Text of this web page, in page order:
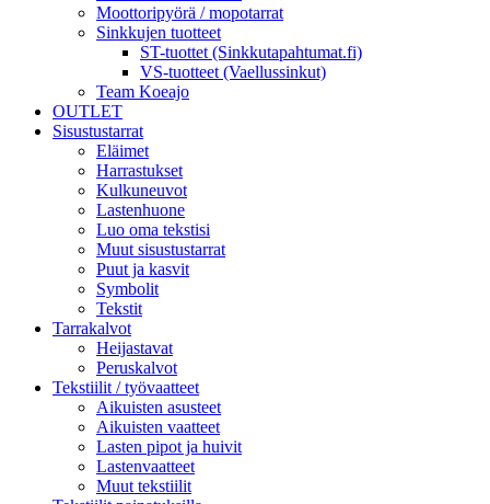
Moottoripyörä / mopotarrat
Sinkkujen tuotteet
ST-tuottet (Sinkkutapahtumat.fi)
VS-tuotteet (Vaellussinkut)
Team Koeajo
OUTLET
Sisustustarrat
Eläimet
Harrastukset
Kulkuneuvot
Lastenhuone
Luo oma tekstisi
Muut sisustustarrat
Puut ja kasvit
Symbolit
Tekstit
Tarrakalvot
Heijastavat
Peruskalvot
Tekstiilit / työvaatteet
Aikuisten asusteet
Aikuisten vaatteet
Lasten pipot ja huivit
Lastenvaatteet
Muut tekstiilit